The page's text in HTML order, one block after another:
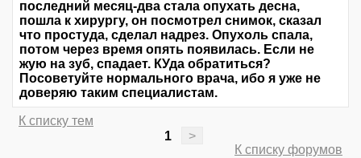
последний месяц-два стала опухать десна,
пошла к хирургу, он посмотрел снимок, сказал
что простуда, сделал надрез. Опухоль спала,
потом через время опять появилась. Если не
жую на зуб, спадает. КУда обратиться?
Посоветуйте нормального врача, ибо я уже не
доверяю таким специалистам.
К списку тем
1
>
К списку форумов